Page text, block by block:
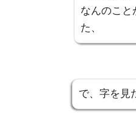
なんのこと
た、
で、字を見